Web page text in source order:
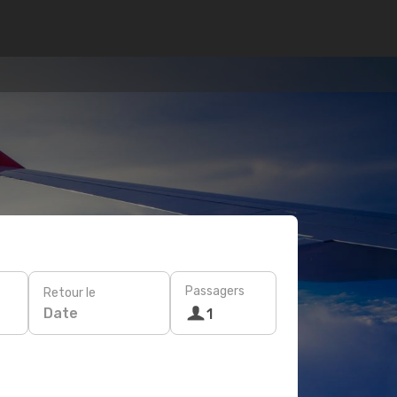
Retour le
Date
Passagers
1